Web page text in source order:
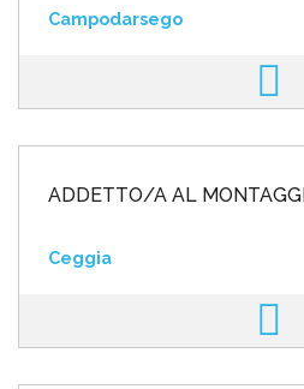
Campodarsego
ADDETTO/A AL
Ceggia